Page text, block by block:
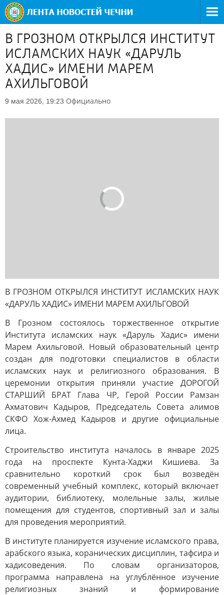
В ГРОЗНОМ ОТКРЫЛСЯ ИНСТИТУТ
ИСЛАМСКИХ НАУК «ДАРУЛЬ
ХАДИС» ИМЕНИ МАРЕМ
АХИЛЬГОВОЙ
9 мая 2026, 19:23 Официально
В ГРОЗНОМ ОТКРЫЛСЯ ИНСТИТУТ ИСЛАМСКИХ НАУК
«ДАРУЛЬ ХАДИС» ИМЕНИ МАРЕМ АХИЛЬГОВОЙ
В Грозном состоялось торжественное открытие
Института исламских наук «Даруль Хадис» имени
Марем Ахильговой. Новый образовательный центр
создан для подготовки специалистов в области
исламских наук и религиозного образования. В
церемонии открытия приняли участие ДОРОГОЙ
СТАРШИЙ БРАТ Глава ЧР, Герой России Рамзан
Ахматович Кадыров, Председатель Совета алимов
СКФО Хож-Ахмед Кадыров и другие официальные
лица.
Строительство института началось в январе 2025
года на проспекте Кунта-Хаджи Кишиева. За
сравнительно короткий срок был возведён
современный учебный комплекс, который включает
аудитории, библиотеку, молельные залы, жилые
помещения для студентов, спортивный зал и залы
для проведения мероприятий.
В институте планируется изучение исламского права,
арабского языка, коранических дисциплин, тафсира и
хадисоведения. По словам организаторов,
программа направлена на углублённое изучение
религиозных знаний и формирование